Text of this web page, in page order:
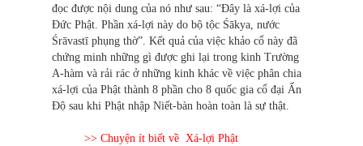
đọc được nội dung của nó như sau: “Đây là xá-lợi của
Đức Phật. Phần xá-lợi này do bộ tộc Śākya, nước
Śrāvastī phụng thờ”. Kết quả của việc khảo cổ này đã
chứng minh những gì được ghi lại trong kinh Trường
A-hàm và rải rác ở những kinh khác về việc phân chia
xá-lợi của Phật thành 8 phần cho 8 quốc gia cổ đại Ấn
Độ sau khi Phật nhập Niết-bàn hoàn toàn là sự thật.
>> Chuyện ít biết về Xá-lợi Phật